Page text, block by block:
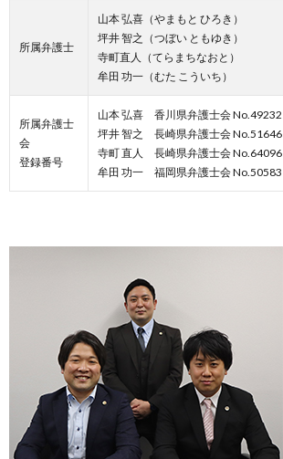
所属弁護士
山本 弘喜（やまもと ひろき）
坪井 智之（つぼい ともゆき）
寺町直人（てらまちなおと）
牟田 功一（むた こういち）
所属弁護士
会
登録番号
山本 弘喜 香川県弁護士会 No.49232
坪井 智之 長崎県弁護士会 No.51646
寺町 直人 長崎県弁護士会 No.64096
牟田 功一 福岡県弁護士会 No.50583